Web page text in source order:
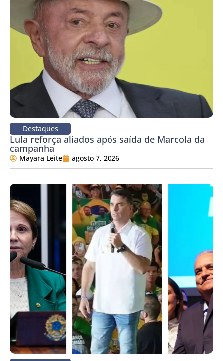
Destaques
Lula reforça aliados após saída de Marcola da
campanha
Mayara Leite agosto 7, 2026